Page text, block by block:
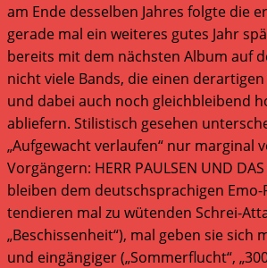
am Ende desselben Jahres folgte die
gerade mal ein weiteres gutes Jahr
bereits mit dem nächsten Album auf
nicht viele Bands, die einen
und dabei auch noch gleichbleibend
abliefern. Stilistisch gesehen
„Aufgewacht verlaufen“ nur marginal
Vorgängern: HERR PAULSEN UND DAS
bleiben dem deutschsprachigen
tendieren mal zu wütenden Schrei-
„Beschissenheit“), mal geben sie sich
und eingängiger („Sommerflucht“,